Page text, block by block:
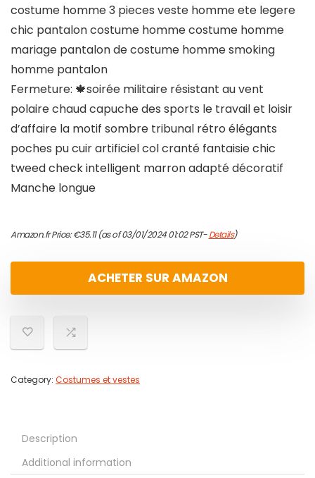
costume homme 3 pieces veste homme ete legere
chic pantalon costume homme costume homme
mariage pantalon de costume homme smoking
homme pantalon
Fermeture: 🍁soirée militaire résistant au vent
polaire chaud capuche des sports le travail et loisir
d’affaire la motif sombre tribunal rétro élégants
poches pu cuir artificiel col cranté fantaisie chic
tweed check intelligent marron adapté décoratif
Manche longue
Amazon.fr Price:€35.11(as of 03/01/2024 01:02 PST-Details)
ACHETER SUR AMAZON
Category: Costumes et vestes
Description
Additional information